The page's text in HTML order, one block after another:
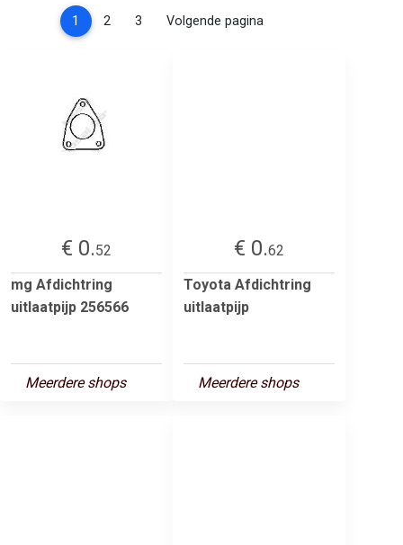
1 (current)
2 3 Volgende pagina
€ 0.52
mg Afdichtring
uitlaatpijp 256566
Meerdere shops
€ 0.62
Toyota Afdichtring
uitlaatpijp
Meerdere shops